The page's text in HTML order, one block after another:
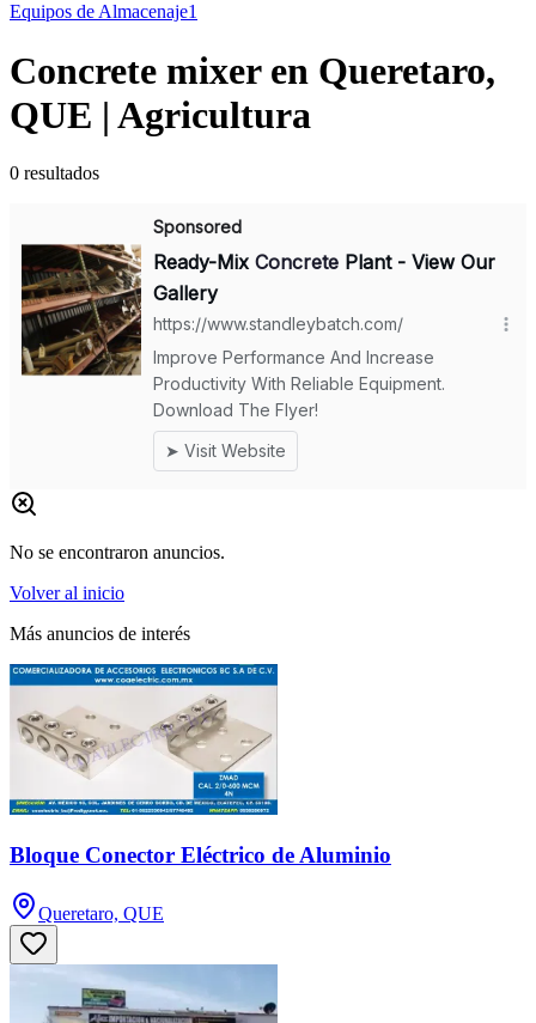
Equipos de Almacenaje1
Concrete mixer en Queretaro,
QUE | Agricultura
0 resultados
No se encontraron anuncios.
Volver al inicio
Más anuncios de interés
Bloque Conector Eléctrico de Aluminio
Queretaro, QUE